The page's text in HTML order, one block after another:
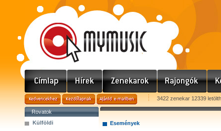
3422 zenekar 12339
Rovatok
Külföldi
Események